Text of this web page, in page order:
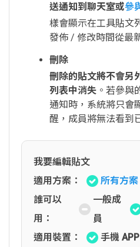
送通知到聊天室或參
樣會顯示在工具貼文
發佈 / 修改時間從最
刪除
刪除的貼文將不會另
列表中消失 。若參與
通知時，系統將只會
醒，成員將無法看到
我要編輯貼文
適用方案：
所有方案
誰可以
用：
一般成
員
適用裝置：
手機 APP